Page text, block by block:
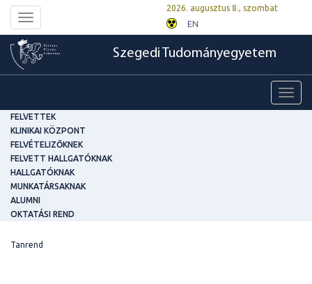
Toggle
navigation
2026. augusztus 8., szombat
EN
Szegedi Tudományegyetem
FELVETTEK
KLINIKAI KÖZPONT
FELVÉTELIZŐKNEK
FELVETT HALLGATÓKNAK
HALLGATÓKNAK
MUNKATÁRSAKNAK
ALUMNI
OKTATÁSI REND
Tanrend